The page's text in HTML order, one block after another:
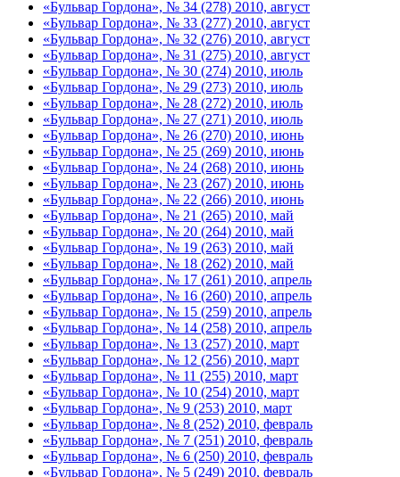
«Бульвар Гордона», № 34 (278) 2010, август
«Бульвар Гордона», № 33 (277) 2010, август
«Бульвар Гордона», № 32 (276) 2010, август
«Бульвар Гордона», № 31 (275) 2010, август
«Бульвар Гордона», № 30 (274) 2010, июль
«Бульвар Гордона», № 29 (273) 2010, июль
«Бульвар Гордона», № 28 (272) 2010, июль
«Бульвар Гордона», № 27 (271) 2010, июль
«Бульвар Гордона», № 26 (270) 2010, июнь
«Бульвар Гордона», № 25 (269) 2010, июнь
«Бульвар Гордона», № 24 (268) 2010, июнь
«Бульвар Гордона», № 23 (267) 2010, июнь
«Бульвар Гордона», № 22 (266) 2010, июнь
«Бульвар Гордона», № 21 (265) 2010, май
«Бульвар Гордона», № 20 (264) 2010, май
«Бульвар Гордона», № 19 (263) 2010, май
«Бульвар Гордона», № 18 (262) 2010, май
«Бульвар Гордона», № 17 (261) 2010, апрель
«Бульвар Гордона», № 16 (260) 2010, апрель
«Бульвар Гордона», № 15 (259) 2010, апрель
«Бульвар Гордона», № 14 (258) 2010, апрель
«Бульвар Гордона», № 13 (257) 2010, март
«Бульвар Гордона», № 12 (256) 2010, март
«Бульвар Гордона», № 11 (255) 2010, март
«Бульвар Гордона», № 10 (254) 2010, март
«Бульвар Гордона», № 9 (253) 2010, март
«Бульвар Гордона», № 8 (252) 2010, февраль
«Бульвар Гордона», № 7 (251) 2010, февраль
«Бульвар Гордона», № 6 (250) 2010, февраль
«Бульвар Гордона», № 5 (249) 2010, февраль